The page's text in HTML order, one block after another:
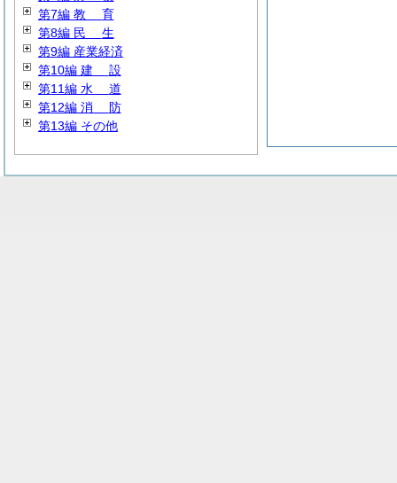
第7編 教 育
第8編 民 生
第9編 産業経済
第10編 建 設
第11編 水 道
第12編 消 防
第13編 その他